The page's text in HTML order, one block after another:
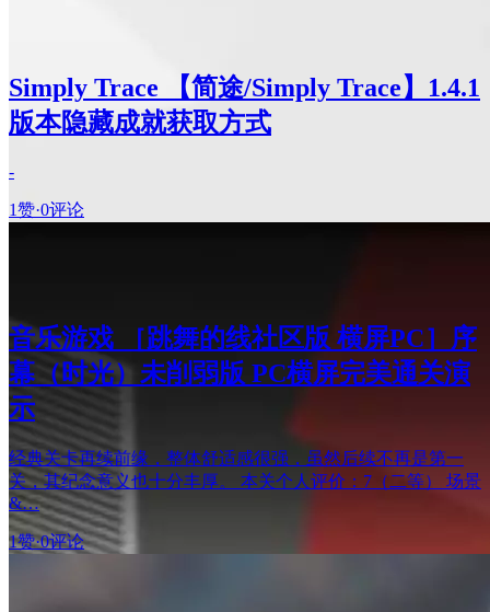
Simply Trace 【简途/Simply Trace】1.4.1
版本隐藏成就获取方式
-
1赞·0评论
音乐游戏 ［跳舞的线社区版 横屏PC］序
幕（时光）未削弱版 PC横屏完美通关演
示
经典关卡再续前缘，整体舒适感很强，虽然后续不再是第一
关，其纪念意义也十分丰厚。 本关个人评价：7（二等） 场景
&…
1赞·0评论